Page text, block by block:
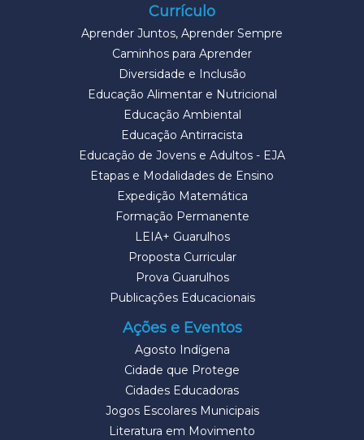
Currículo
Aprender Juntos, Aprender Sempre
Caminhos para Aprender
Diversidade e Inclusão
Educação Alimentar e Nutricional
Educação Ambiental
Educação Antirracista
Educação de Jovens e Adultos - EJA
Etapas e Modalidades de Ensino
Expedição Matemática
Formação Permanente
LEIA+ Guarulhos
Proposta Curricular
Prova Guarulhos
Publicações Educacionais
Ações e Eventos
Agosto Indígena
Cidade que Protege
Cidades Educadoras
Jogos Escolares Municipais
Literatura em Movimento